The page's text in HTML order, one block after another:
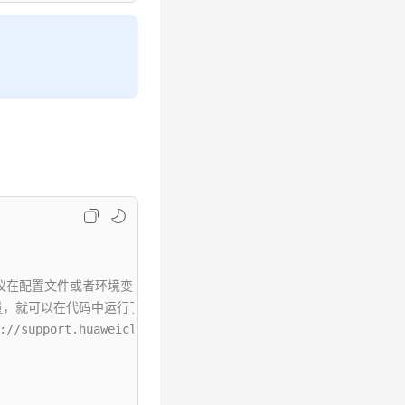
配置文件或者环境变量中密文存放，使用时解密，确保安全；本
就可以在代码中运行了。
support.huaweicloud.com/intl/zh-cn/usermanual-ca/